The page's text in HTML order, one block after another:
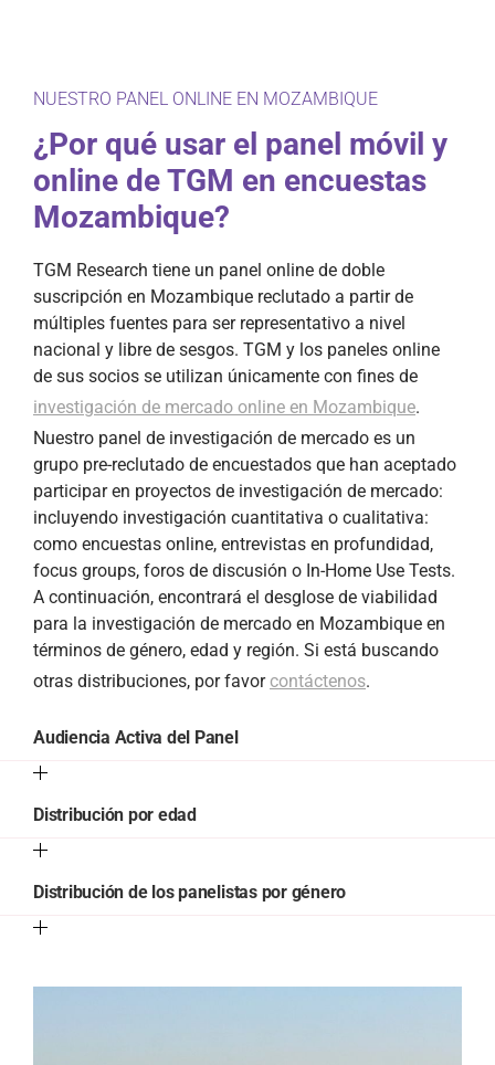
NUESTRO PANEL ONLINE EN MOZAMBIQUE
¿Por qué usar el panel móvil y
online de TGM en encuestas
Mozambique?
TGM Research tiene un panel online de doble
suscripción en Mozambique reclutado a partir de
múltiples fuentes para ser representativo a nivel
nacional y libre de sesgos. TGM y los paneles online
de sus socios se utilizan únicamente con fines de
investigación de mercado online en Mozambique.
Nuestro panel de investigación de mercado es un
grupo pre-reclutado de encuestados que han aceptado
participar en proyectos de investigación de mercado:
incluyendo investigación cuantitativa o cualitativa:
como encuestas online, entrevistas en profundidad,
focus groups, foros de discusión o In-Home Use Tests.
A continuación, encontrará el desglose de viabilidad
para la investigación de mercado en Mozambique en
términos de género, edad y región. Si está buscando
otras distribuciones, por favorcontáctenos.
Audiencia Activa del Panel
Distribución por edad
Distribución de los panelistas por género